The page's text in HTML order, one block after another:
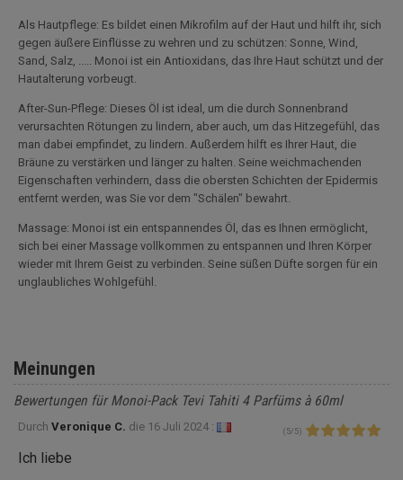
Als Hautpflege: Es bildet einen Mikrofilm auf der Haut und hilft ihr, sich
gegen äußere Einflüsse zu wehren und zu schützen: Sonne, Wind,
Sand, Salz, ..... Monoi ist ein Antioxidans, das Ihre Haut schützt und der
Hautalterung vorbeugt.
After-Sun-Pflege: Dieses Öl ist ideal, um die durch Sonnenbrand
verursachten Rötungen zu lindern, aber auch, um das Hitzegefühl, das
man dabei empfindet, zu lindern. Außerdem hilft es Ihrer Haut, die
Bräune zu verstärken und länger zu halten. Seine weichmachenden
Eigenschaften verhindern, dass die obersten Schichten der Epidermis
entfernt werden, was Sie vor dem "Schälen" bewahrt.
Massage: Monoi ist ein entspannendes Öl, das es Ihnen ermöglicht,
sich bei einer Massage vollkommen zu entspannen und Ihren Körper
wieder mit Ihrem Geist zu verbinden. Seine süßen Düfte sorgen für ein
unglaubliches Wohlgefühl.
Meinungen
Bewertungen für Monoi-Pack Tevi Tahiti 4 Parfüms à 60ml
Durch Veronique C. die 16 Juli 2024 : ( 5/ 5)
Ich liebe